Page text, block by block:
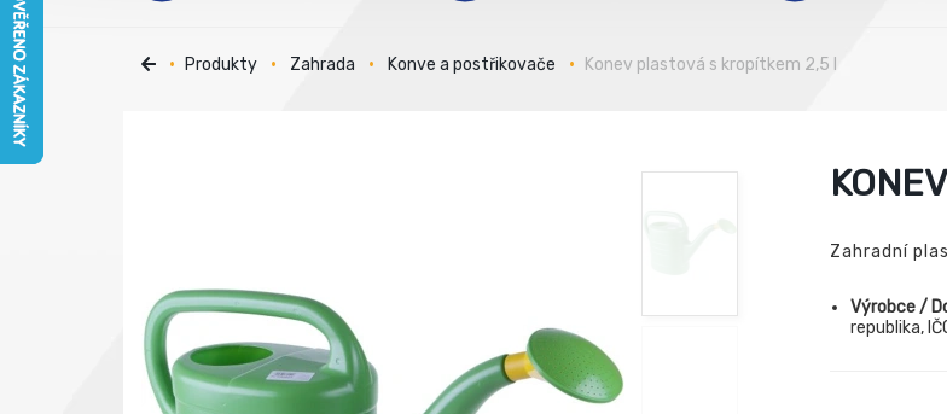
Produkty Zahrada Konve a postřikovače Konev plastová s kropítkem 2,5 l
Zahradní
Výrobce /
republika,